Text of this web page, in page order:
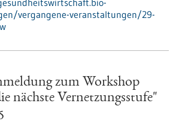
vergangene-veranstaltungen/29-
zum Workshop
nächste Vernetzungsstufe"